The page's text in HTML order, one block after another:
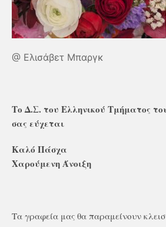
@ Ελισάβετ Μπαργκ
Το Δ.Σ. του Ελληνικού Τμήματος
σας εύχεται
Καλό Πάσχα
Χαρούμενη Άνοιξη
Τα γραφεία μας θα παραμείνουν